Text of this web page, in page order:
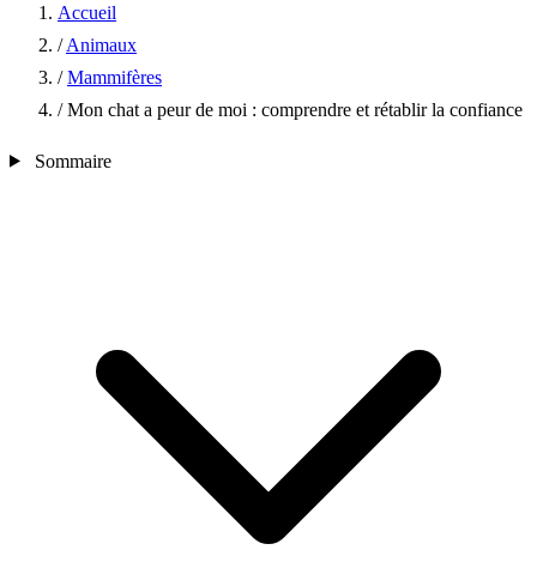
Accueil
/ Animaux
/ Mammifères
/ Mon chat a peur de moi : comprendre et rétablir la confiance
Sommaire